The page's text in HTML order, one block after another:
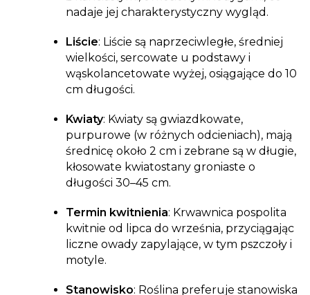
nadaje jej charakterystyczny wygląd.
Liście: Liście są naprzeciwległe, średniej
wielkości, sercowate u podstawy i
wąskolancetowate wyżej, osiągające do 10
cm długości.
Kwiaty: Kwiaty są gwiazdkowate,
purpurowe (w różnych odcieniach), mają
średnicę około 2 cm i zebrane są w długie,
kłosowate kwiatostany groniaste o
długości 30–45 cm.
Termin kwitnienia: Krwawnica pospolita
kwitnie od lipca do września, przyciągając
liczne owady zapylające, w tym pszczoły i
motyle.
Stanowisko: Roślina preferuje stanowiska